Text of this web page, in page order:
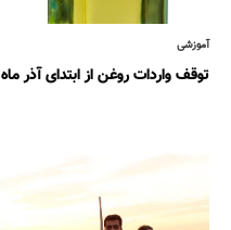
آموزشی
توقف واردات روغن از ابتدای آذر ماه